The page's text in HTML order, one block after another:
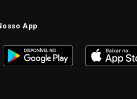
App